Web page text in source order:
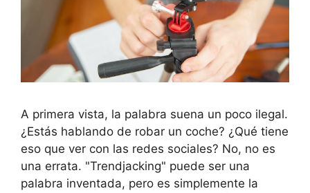
A primera vista, la palabra suena un poco ilegal.
¿Estás hablando de robar un coche? ¿Qué tiene
eso que ver con las redes sociales? No, no es
una errata. "Trendjacking" puede ser una
palabra inventada, pero es simplemente la